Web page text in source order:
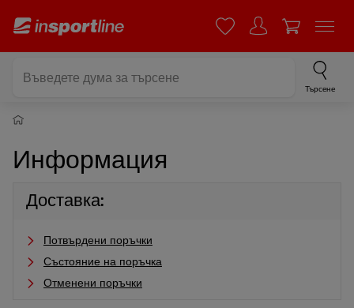
Търсене
Информация
Доставка:
Потвърдени поръчки
Състояние на поръчка
Отменени поръчки